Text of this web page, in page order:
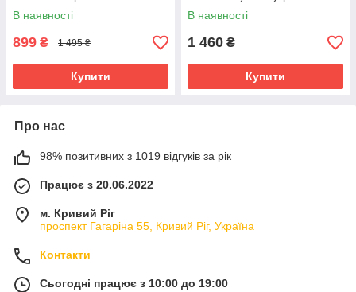
В наявності
899 ₴ 1 495 ₴
Купити
В наявності
1 460 ₴
Купити
Про нас
98% позитивних з 1019 відгуків за рік
Працює з 20.06.2022
м. Кривий Ріг
проспект Гагаріна 55, Кривий Ріг, Україна
Контакти
Сьогодні працює з 10:00 до 19:00